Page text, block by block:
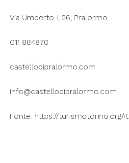
Via Umberto I, 26, Pralormo
011 884870
castellodipralormo.com
info@castellodipralormo.com
Fonte: https://turismotorino.org/it